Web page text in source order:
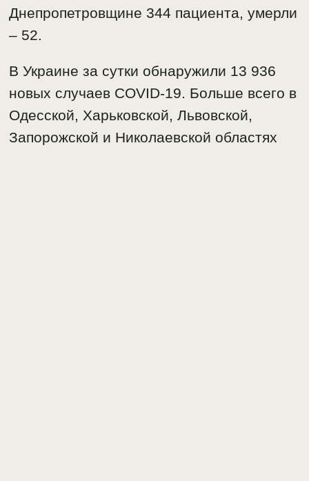
Днепропетровщине 344 пациента, умерли
– 52.
В Украине за сутки обнаружили 13 936
новых случаев COVID-19. Больше всего в
Одесской, Харьковской, Львовской,
Запорожской и Николаевской областях